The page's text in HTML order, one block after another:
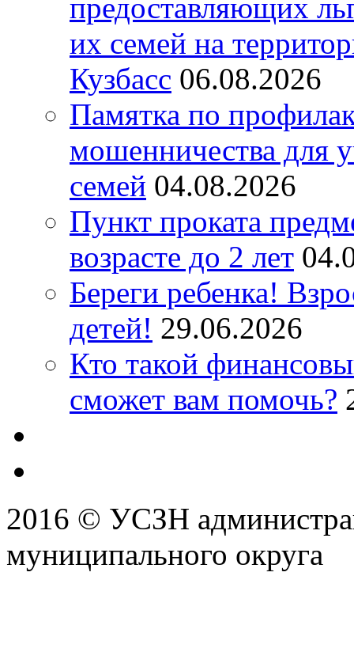
предоставляющих
их семей на
Кузбасс 06.08.2026
Памятка по
мошенничества для
семей 04.08.2026
Пункт проката
возрасте до 2 лет
Береги ребенка!
детей! 29.06.2026
Кто такой
сможет вам помочь?
2016 © УСЗН
муниципального округа